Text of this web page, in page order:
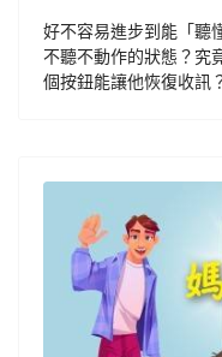
好不容易進步到能「聽
不聽不動作的狀態？究
個按鈕能讓他恢復收訊